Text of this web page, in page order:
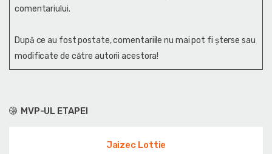
MVP-UL ETAPEI
Jaizec Lottie
comentariului.
După ce au fost postate, comentariile nu mai pot fi șterse sau
modificate de către autorii acestora!